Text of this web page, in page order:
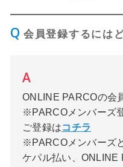
会員登録するには
ONLINE PARCOの会
※PARCOメンバーズ
ご登録はコチラ
※PARCOメンバーズ
ケパル払い、ONLINE